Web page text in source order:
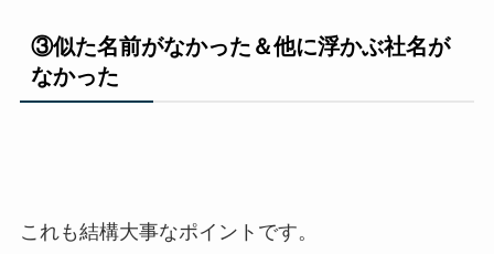
③似た名前がなかった＆他に浮かぶ社名が
なかった
これも結構大事なポイントです。